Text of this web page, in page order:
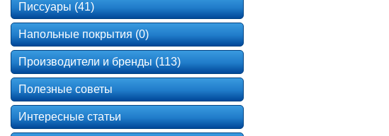
Писсуары (41)
Напольные покрытия (0)
Производители и бренды (113)
Полезные советы
Интересные статьи